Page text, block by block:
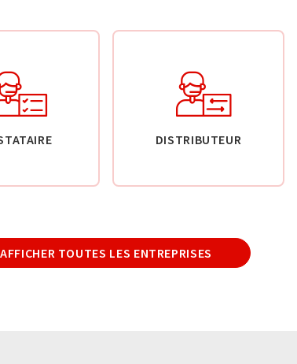
DISTRIBUTEUR
AFFICHER TOUTES LES ENTREPRISES